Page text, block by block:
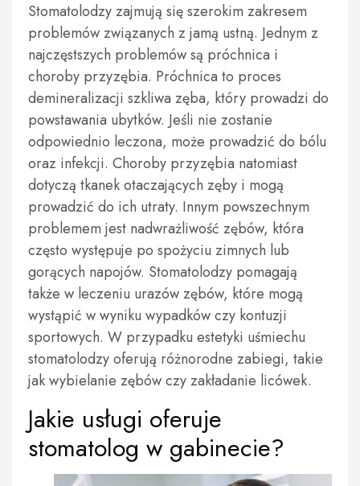
Stomatolodzy zajmują się szerokim zakresem
problemów związanych z jamą ustną. Jednym z
najczęstszych problemów są próchnica i
choroby przyzębia. Próchnica to proces
demineralizacji szkliwa zęba, który prowadzi do
powstawania ubytków. Jeśli nie zostanie
odpowiednio leczona, może prowadzić do bólu
oraz infekcji. Choroby przyzębia natomiast
dotyczą tkanek otaczających zęby i mogą
prowadzić do ich utraty. Innym powszechnym
problemem jest nadwrażliwość zębów, która
często występuje po spożyciu zimnych lub
gorących napojów. Stomatolodzy pomagają
także w leczeniu urazów zębów, które mogą
wystąpić w wyniku wypadków czy kontuzji
sportowych. W przypadku estetyki uśmiechu
stomatolodzy oferują różnorodne zabiegi, takie
jak wybielanie zębów czy zakładanie licówek.
Jakie usługi oferuje
stomatolog w gabinecie?